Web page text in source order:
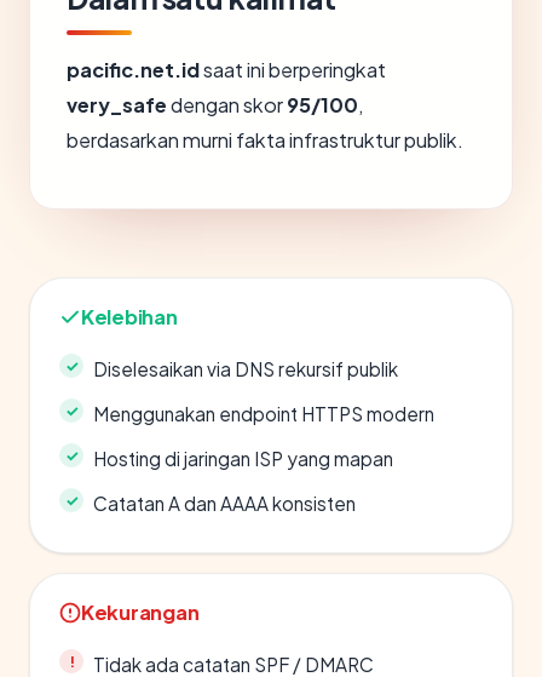
pacific.net.idsaat ini berperingkat
very_safedengan skor95/100,
berdasarkan murni fakta infrastruktur publik.
Kelebihan
Diselesaikan via DNS rekursif publik
Menggunakan endpoint HTTPS modern
Hosting di jaringan ISP yang mapan
Catatan A dan AAAA konsisten
Kekurangan
Tidak ada catatan SPF / DMARC